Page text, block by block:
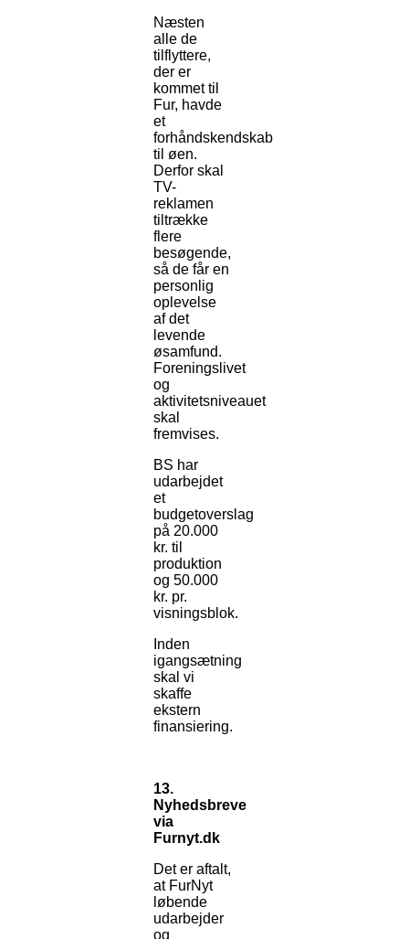
Næsten
alle de
tilflyttere,
der er
kommet til
Fur, havde
et
forhåndskendskab
til øen.
Derfor skal
TV-
reklamen
tiltrække
flere
besøgende,
så de får en
personlig
oplevelse
af det
levende
øsamfund.
Foreningslivet
og
aktivitetsniveauet
skal
fremvises.
BS har
udarbejdet
et
budgetoverslag
på 20.000
kr. til
produktion
og 50.000
kr. pr.
visningsblok.
Inden
igangsætning
skal vi
skaffe
ekstern
finansiering.
13.
Nyhedsbreve
via
Furnyt.dk
Det er aftalt,
at FurNyt
løbende
udarbejder
og